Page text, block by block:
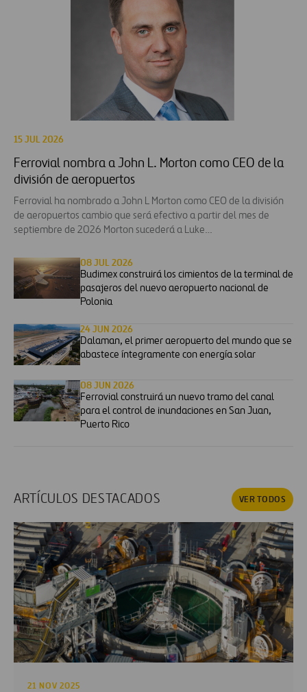
15 JUL 2026
Ferrovial nombra a John L. Morton como CEO de la
división de aeropuertos
Ferrovial ha nombrado a John L Morton como CEO de la división
de aeropuertos cambio que será efectivo a partir del mes de
septiembre de 2026 Morton sucederá a Luke…
08 JUL 2026
Budimex construirá los cimientos de la terminal de
pasajeros del nuevo aeropuerto nacional de
Polonia
24 JUN 2026
Dalaman, el primer aeropuerto del mundo que se
abastece íntegramente con energía solar
08 JUN 2026
Ferrovial construirá un nuevo tramo del canal
para el control de inundaciones en San Juan,
Puerto Rico
ARTÍCULOS DESTACADOS VER TODOS
21 NOV 2025